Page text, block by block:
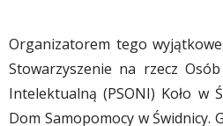
​Organizatorem tego
Stowarzyszenie na rzecz
Intelektualną (PSONI) Koło w
Dom Samopomocy w Świdnicy.